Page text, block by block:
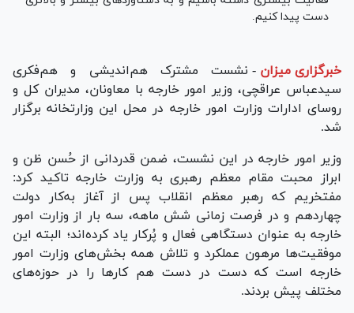
دست پیدا کنیم.
خبرگزاری میزان - نشست مشترک هم‌اندیشی و هم‌فکری
سیدعباس عراقچی، وزیر امور خارجه با معاونان، مدیران کل و
روسای ادارات وزارت امور خارجه در محل این وزارتخانه برگزار
شد.
وزیر امور خارجه در این نشست، ضمن قدردانی از حُسن ظن و
ابراز محبت مقام معظم رهبری به وزارت خارجه تاکید کرد:
مفتخریم که رهبر معظم انقلاب پس از آغاز به‌کار دولت
چهاردهم و در فرصت زمانی شش ماهه، سه بار از وزارت امور
خارجه به عنوان دستگاهی فعال و پُرکار یاد کرده‌اند؛ البته این
موفقیت‌ها مرهون عملکرد و تلاش همه بخش‌های وزارت امور
خارجه است که دست در دست هم کار‌ها را در حوزه‌های
مختلف پیش بردند.